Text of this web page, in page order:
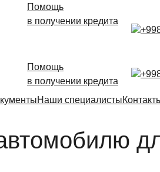
Помощь
в получении кредита
Помощь
в получении кредита
Наши специалисты